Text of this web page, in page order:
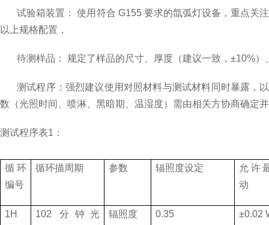
试验箱装置： 使用符合 G155 要求的氙弧灯设备，重点关
以上规格配置，
待测样品： 规定了样品的尺寸、厚度（建议一致， ±10%）
测试程序：强烈建议使用对照材料与测试材料同时暴露，
数（光照时间、喷淋、黑暗期、温湿度）需由相关方协商确定
测试程序表1 ：
循环
编号
循环描周期 参数 辐照度设定
允许
动
1H 102分钟光
辐照度
0.35
±0.02